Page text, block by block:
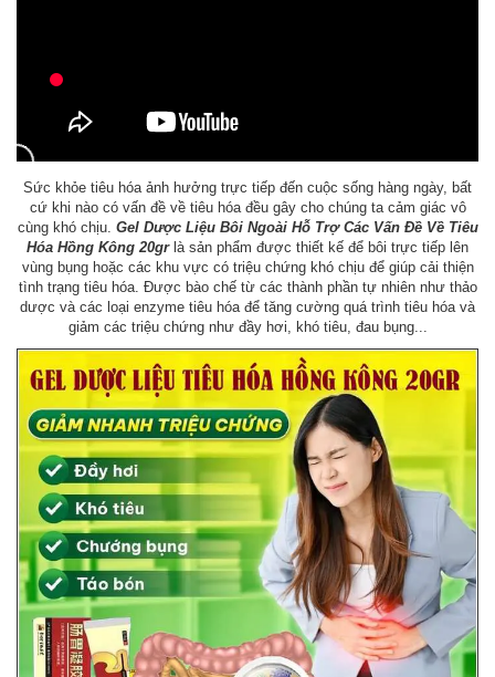
Sức khỏe tiêu hóa ảnh hưởng trực tiếp đến cuộc sống hàng ngày, bất
cứ khi nào có vấn đề về tiêu hóa đều gây cho chúng ta cảm giác vô
cùng khó chịu. Gel Dược Liệu Bôi Ngoài Hỗ Trợ Các Vấn Đề Về Tiêu
Hóa Hồng Kông 20grlà sản phẩm được thiết kế để bôi trực tiếp lên
vùng bụng hoặc các khu vực có triệu chứng khó chịu để giúp cải thiện
tình trạng tiêu hóa. Được bào chế từ các thành phần tự nhiên như thảo
dược và các loại enzyme tiêu hóa để tăng cường quá trình tiêu hóa và
giảm các triệu chứng như đầy hơi, khó tiêu, đau bụng...